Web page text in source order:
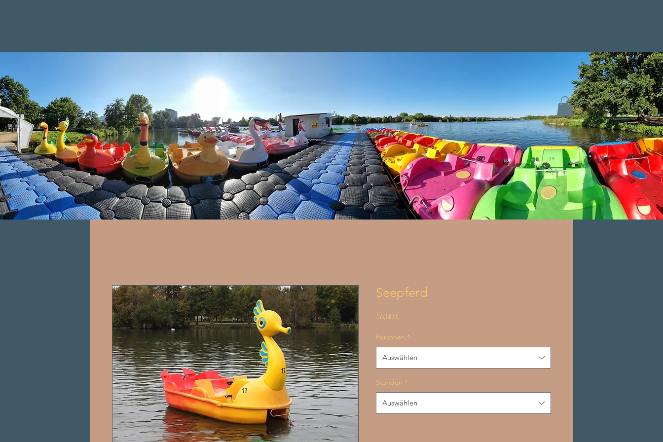
Seepferd
16,00 €
Personen *
Auswählen
Stunden *
Auswählen